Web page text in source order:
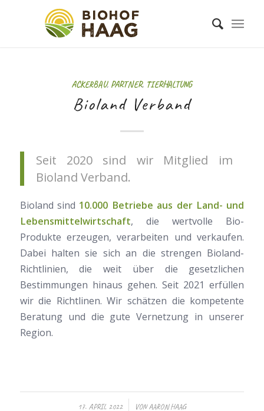
ACKERBAU, PARTNER, TIERHALTUNG
Bioland Verband
Seit 2020 sind wir Mitglied im
Bioland Verband.
Bioland sind 10.000 Betriebe aus der Land- und
Lebensmittelwirtschaft, die wertvolle Bio-
Produkte erzeugen, verarbeiten und verkaufen.
Dabei halten sie sich an die strengen Bioland-
Richtlinien, die weit über die gesetzlichen
Bestimmungen hinaus gehen. Seit 2021 erfüllen
wir die Richtlinen. Wir schätzen die kompetente
Beratung und die gute Vernetzung in unserer
Region.
17. APRIL 2022
/ VONAARON HAAG